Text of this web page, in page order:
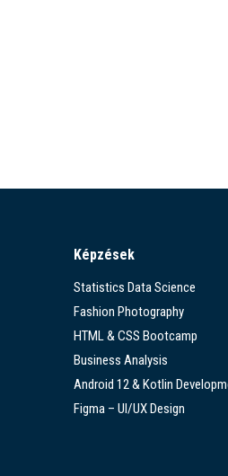
Képzések
Statistics Data Science
Fashion Photography
HTML & CSS Bootcamp
Business Analysis
Android 12 & Kotlin
Figma – UI/UX Design